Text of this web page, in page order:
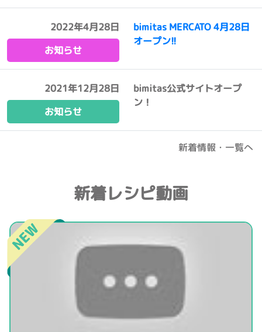
2022年4月28日
お知らせ
bimitas MERCATO 4月28日
オープン!!
2021年12月28日
お知らせ
bimitas公式サイトオープ
ン！
新着情報・一覧へ
新着レシピ動画